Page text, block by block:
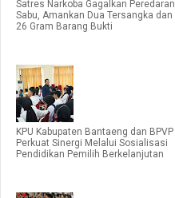
Satres Narkoba Gagalkan Peredaran
Sabu, Amankan Dua Tersangka dan
26 Gram Barang Bukti
KPU Kabupaten Bantaeng dan BPVP
Perkuat Sinergi Melalui Sosialisasi
Pendidikan Pemilih Berkelanjutan